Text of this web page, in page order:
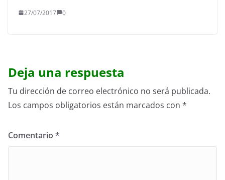
27/07/2017 0
Deja una respuesta
Tu dirección de correo electrónico no será publicada.
Los campos obligatorios están marcados con *
Comentario *